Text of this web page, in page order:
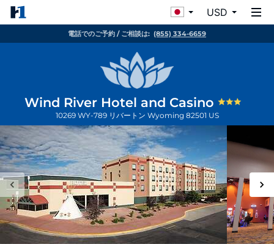
USD
電話でのご予約 / ご相談は: (855) 334-6659
Wind River Hotel and Casino
10269 WY-789 リバートン Wyoming 82501 US